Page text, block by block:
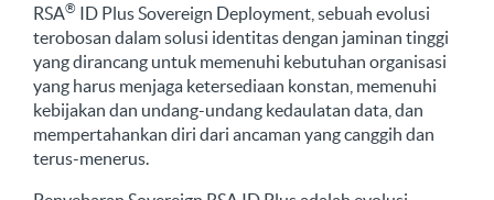
RSA® ID Plus Sovereign Deployment, sebuah evolusi
terobosan dalam solusi identitas dengan jaminan tinggi
yang dirancang untuk memenuhi kebutuhan organisasi
yang harus menjaga ketersediaan konstan, memenuhi
kebijakan dan undang-undang kedaulatan data, dan
mempertahankan diri dari ancaman yang canggih dan
terus-menerus.